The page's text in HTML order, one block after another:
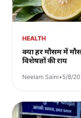
HEALTH
क्या हर मौसम में
विशेषज्ञों की राय
Neelam Saini•5/8/